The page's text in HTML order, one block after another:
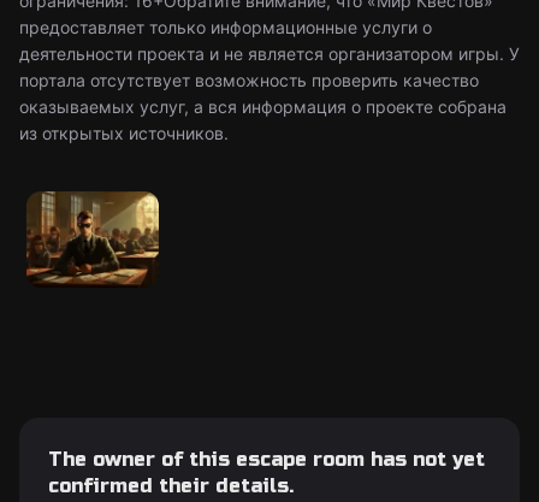
предоставляет только информационные услуги о
деятельности проекта и не является организатором игры. У
портала отсутствует возможность проверить качество
оказываемых услуг, а вся информация о проекте собрана
из открытых источников.
The owner of this escape room has not yet
confirmed their details.